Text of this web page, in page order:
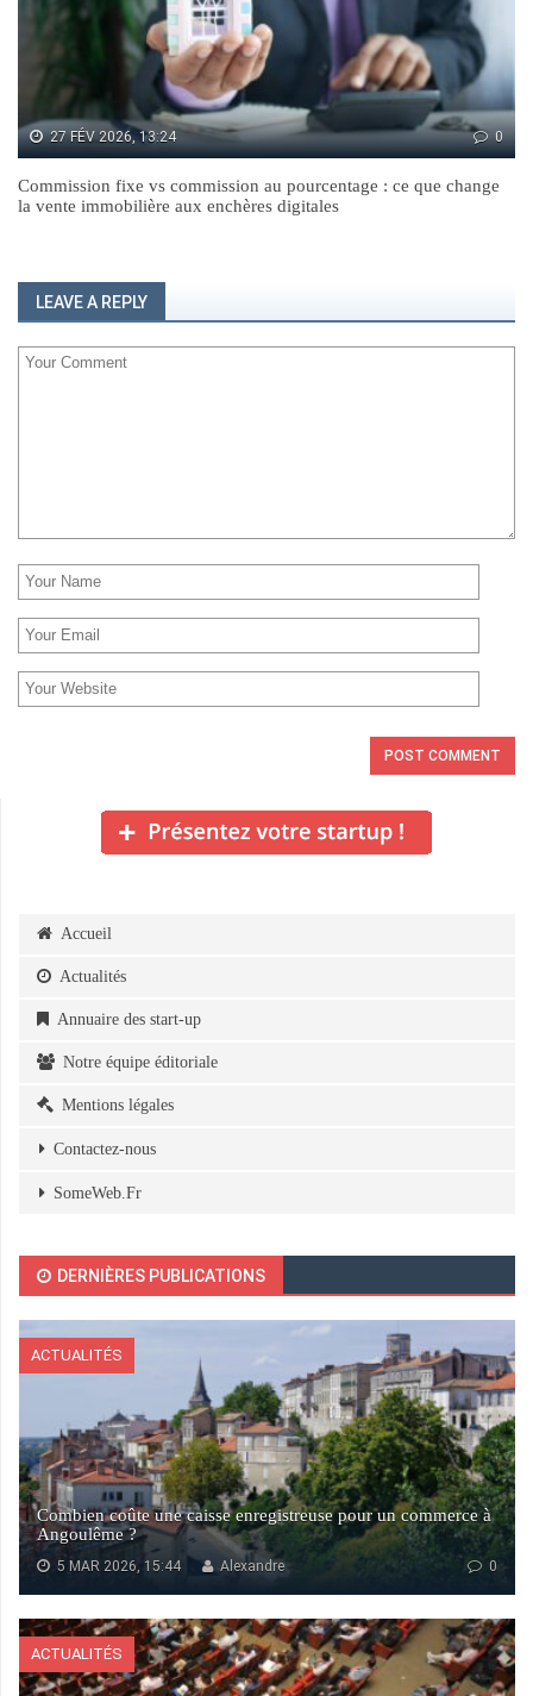
27 FÉV 2026, 13:24 0
Commission fixe vs commission au pourcentage : ce que change
la vente immobilière aux enchères digitales
LEAVE A REPLY
Accueil
Actualités
Annuaire des start-up
Notre équipe éditoriale
Mentions légales
Contactez-nous
SomeWeb.Fr
DERNIÈRES PUBLICATIONS
ACTUALITÉS
Combien coûte une caisse enregistreuse pour un commerce à
Angoulême ?
5 MAR 2026, 15:44 0
Alexandre
ACTUALITÉS